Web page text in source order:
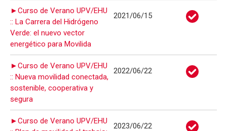
►Curso de Verano UPV/EHU
:: La Carrera del Hidrógeno
Verde: el nuevo vector
energético para Movilida
2021/06/15
►Curso de Verano UPV/EHU
:: Nueva movilidad conectada,
sostenible, cooperativa y
segura
2022/06/22
►Curso de Verano UPV/EHU
2023/06/22